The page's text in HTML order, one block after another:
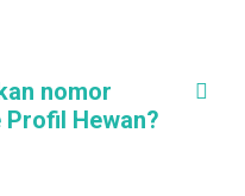
nomor
Hewan?